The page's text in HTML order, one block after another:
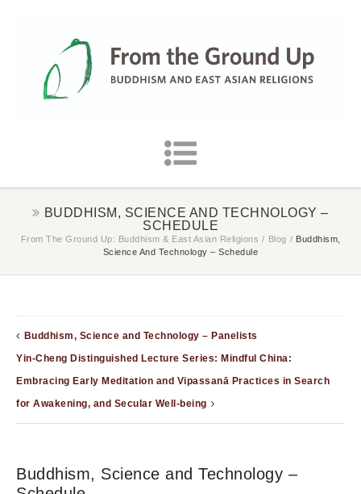
BUDDHISM, SCIENCE AND TECHNOLOGY –
SCHEDULE
From The Ground Up: Buddhism & East Asian Religions / Blog / Buddhism,
Science And Technology – Schedule
Buddhism, Science and Technology – Panelists
Yin-Cheng Distinguished Lecture Series: Mindful China:
Embracing Early Meditation and Vipassanā Practices in Search
for Awakening, and Secular Well-being
Buddhism, Science and Technology –